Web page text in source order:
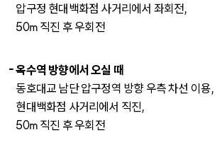
압구정 현대백화점 사거리에서 좌회전,
50m 직진 후 우회전
옥수역 방향에서 오실 때
동호대교 남단 압구정역 방향 우측 차선 이용,
현대백화점 사거리에서 직진,
50m 직진 후 우회전